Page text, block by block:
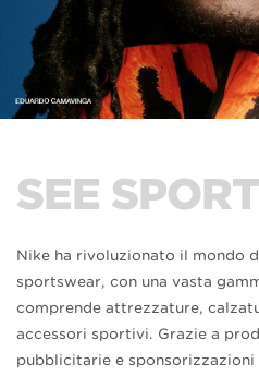
SEE SPORT
Nike ha rivoluzionato il mondo
sportswear, con una vasta
comprende attrezzature,
accessori sportivi. Grazie a
pubblicitarie e